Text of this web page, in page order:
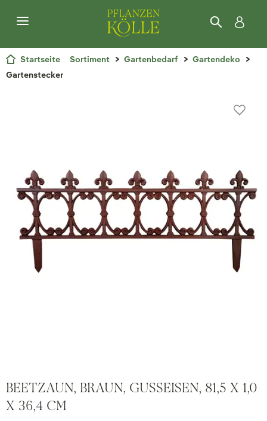
Startseite Sortiment Gartenbedarf
Gartendeko
Gartenstecker
BEETZAUN, BRAUN, GUSSEISEN, 81,5 X 1,0
X 36,4 CM